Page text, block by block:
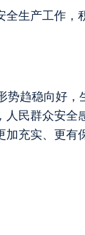
生产工作
趋稳向好，
民群众安
充实、更有